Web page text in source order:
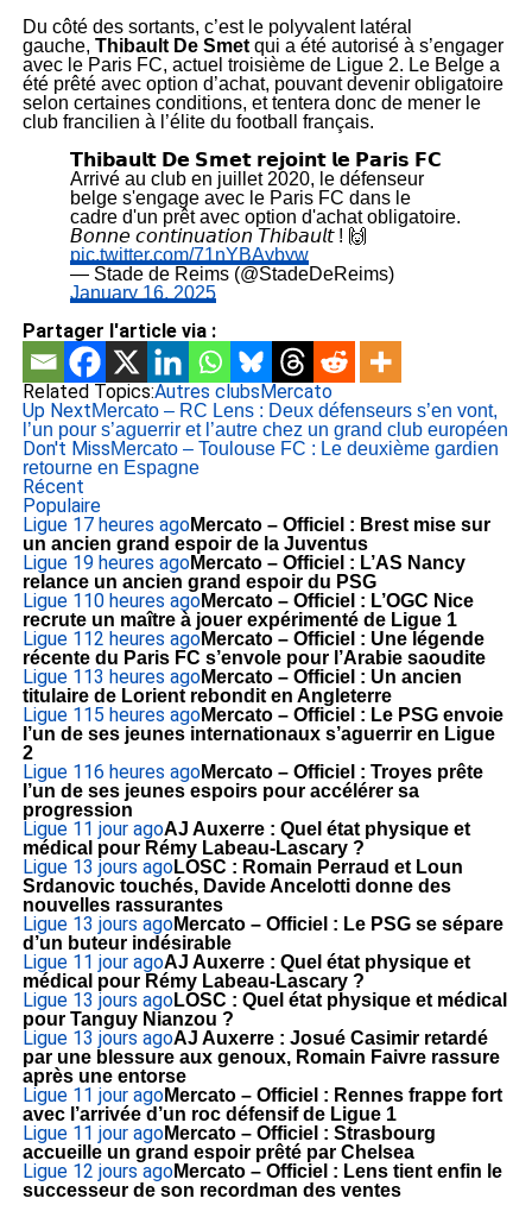
Du côté des sortants, c’est le polyvalent latéral
gauche, Thibault De Smet qui a été autorisé à s’engager
avec le Paris FC, actuel troisième de Ligue 2. Le Belge a
été prêté avec option d’achat, pouvant devenir obligatoire
selon certaines conditions, et tentera donc de mener le
club francilien à l’élite du football français.
𝗧𝗵𝗶𝗯𝗮𝘂𝗹𝘁 𝗗𝗲 𝗦𝗺𝗲𝘁 𝗿𝗲𝗷𝗼𝗶𝗻𝘁 𝗹𝗲 𝗣𝗮𝗿𝗶𝘀 𝗙𝗖
Arrivé au club en juillet 2020, le défenseur
belge s'engage avec le Paris FC dans le
cadre d'un prêt avec option d'achat obligatoire.
𝘉𝘰𝘯𝘯𝘦 𝘤𝘰𝘯𝘵𝘪𝘯𝘶𝘢𝘵𝘪𝘰𝘯 𝘛𝘩𝘪𝘣𝘢𝘶𝘭𝘵 ! 🙌
pic.twitter.com/71nYBAybyw
— Stade de Reims (@StadeDeReims)
January 16, 2025
Partager l'article via :
Related Topics:Autres clubsMercato
Up NextMercato – RC Lens : Deux défenseurs s’en vont,
l’un pour s’aguerrir et l’autre chez un grand club européen
Don't MissMercato – Toulouse FC : Le deuxième gardien
retourne en Espagne
Récent
Populaire
Ligue 17 heures agoMercato – Officiel : Brest mise sur
un ancien grand espoir de la Juventus
Ligue 19 heures agoMercato – Officiel : L’AS Nancy
relance un ancien grand espoir du PSG
Ligue 110 heures agoMercato – Officiel : L’OGC Nice
recrute un maître à jouer expérimenté de Ligue 1
Ligue 112 heures agoMercato – Officiel : Une légende
récente du Paris FC s’envole pour l’Arabie saoudite
Ligue 113 heures agoMercato – Officiel : Un ancien
titulaire de Lorient rebondit en Angleterre
Ligue 115 heures agoMercato – Officiel : Le PSG envoie
l’un de ses jeunes internationaux s’aguerrir en Ligue
2
Ligue 116 heures agoMercato – Officiel : Troyes prête
l’un de ses jeunes espoirs pour accélérer sa
progression
Ligue 11 jour agoAJ Auxerre : Quel état physique et
médical pour Rémy Labeau-Lascary ?
Ligue 13 jours agoLOSC : Romain Perraud et Loun
Srdanovic touchés, Davide Ancelotti donne des
nouvelles rassurantes
Ligue 13 jours agoMercato – Officiel : Le PSG se sépare
d’un buteur indésirable
Ligue 11 jour agoAJ Auxerre : Quel état physique et
médical pour Rémy Labeau-Lascary ?
Ligue 13 jours agoLOSC : Quel état physique et médical
pour Tanguy Nianzou ?
Ligue 13 jours agoAJ Auxerre : Josué Casimir retardé
par une blessure aux genoux, Romain Faivre rassure
après une entorse
Ligue 11 jour agoMercato – Officiel : Rennes frappe fort
avec l’arrivée d’un roc défensif de Ligue 1
Ligue 11 jour agoMercato – Officiel : Strasbourg
accueille un grand espoir prêté par Chelsea
Ligue 12 jours agoMercato – Officiel : Lens tient enfin le
successeur de son recordman des ventes